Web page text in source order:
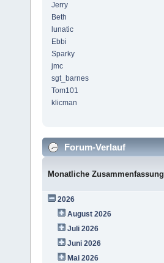
Jerry
Beth
lunatic
Ebbi
Sparky
jmc
sgt_barnes
Tom101
klicman
Forum-Verlauf
Monatliche Zusammenfassung
2026
August 2026
Juli 2026
Juni 2026
Mai 2026